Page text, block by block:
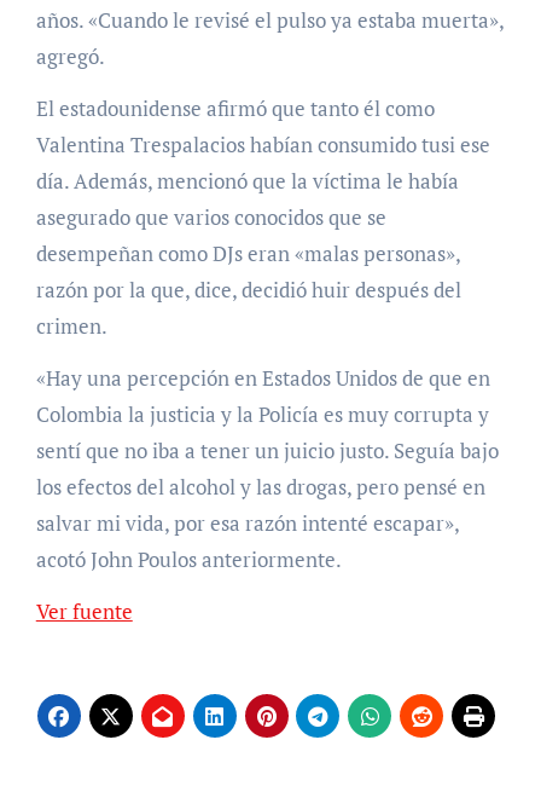
años. «Cuando le revisé el pulso ya estaba muerta»,
agregó.
El estadounidense afirmó que tanto él como
Valentina Trespalacios habían consumido tusi ese
día. Además, mencionó que la víctima le había
asegurado que varios conocidos que se
desempeñan como DJs eran «malas personas»,
razón por la que, dice, decidió huir después del
crimen.
«Hay una percepción en Estados Unidos de que en
Colombia la justicia y la Policía es muy corrupta y
sentí que no iba a tener un juicio justo. Seguía bajo
los efectos del alcohol y las drogas, pero pensé en
salvar mi vida, por esa razón intenté escapar»,
acotó John Poulos anteriormente.
Ver fuente